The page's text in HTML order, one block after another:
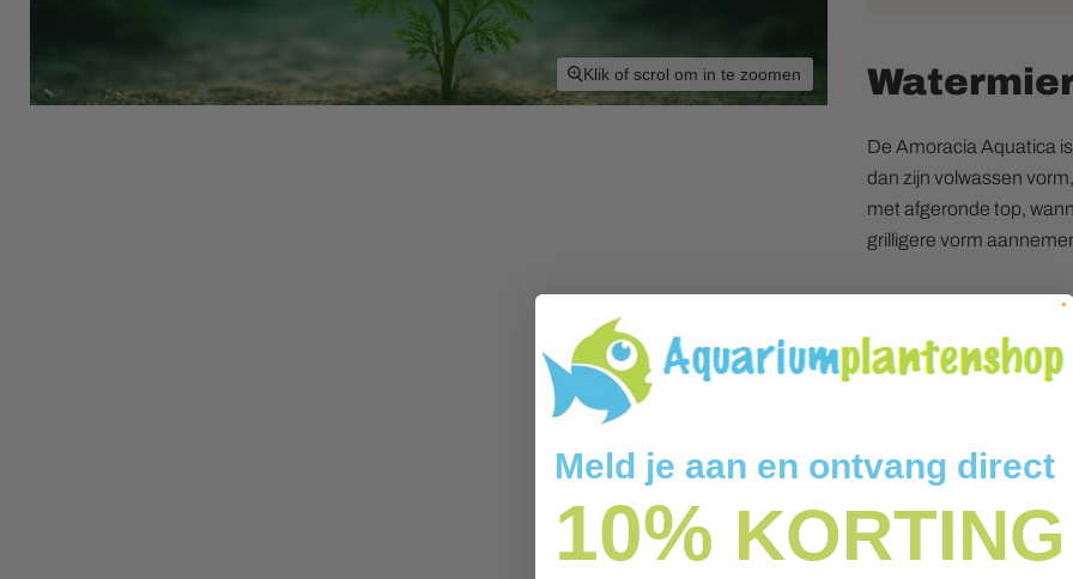
Klik of scrol om in te zoomen
De Amoracia Aquatica
dan zijn volwassen
met afgeronde top,
grilligere vorm
Deze plant heeft wat
kunt u er lang plezier
Plaats in het aquarium:
Max hoogte van de
Aanbevolen
Temperatuur tolerantie:
pH:6.0-7.5
KH: 2-14
Meld je aan en ontvang direct
10% KORTING